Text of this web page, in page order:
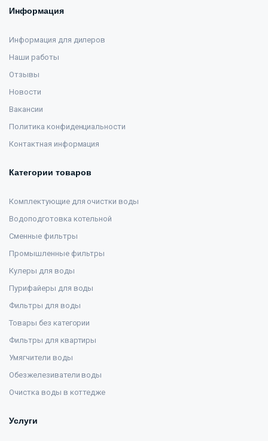
Информация
Информация для дилеров
Наши работы
Отзывы
Новости
Вакансии
Политика конфиденциальности
Контактная информация
Категории товаров
Комплектующие для очистки воды
Водоподготовка котельной
Сменные фильтры
Промышленные фильтры
Кулеры для воды
Пурифайеры для воды
Фильтры для воды
Товары без категории
Фильтры для квартиры
Умягчители воды
Обезжелезиватели воды
Очистка воды в коттедже
Услуги